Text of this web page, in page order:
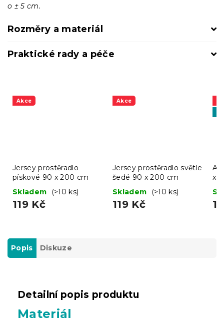
o ± 5 cm.
Rozměry a materiál
Praktické rady a péče
Akce
Jersey prostěradlo
pískové 90 x 200 cm
Skladem
(>10 ks)
119 Kč
Akce
Jersey prostěradlo světle
šedé 90 x 200 cm
Skladem
(>10 ks)
119 Kč
x
1
Popis Diskuze
Detailní popis produktu
Materiál